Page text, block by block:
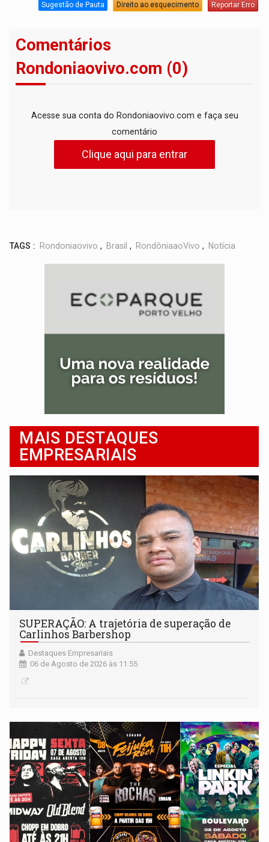
Sugestão de Pauta Direito ao esquecimento Reportar Erro
Comentários
Rondoniaovivo.com (0)
Acesse sua conta do Rondoniaovivo.com e faça seu
comentário
Clique aqui para entrar
TAGS : Rondoniaovivo , Brasil , RondôniaaoVivo , Notícia
MAIS DESTAQUES
EMPRESARIAIS
SUPERAÇÃO: A trajetória de superação de
Carlinhos Barbershop
Destaques Empresariais
06 de Agosto de 2026 às 11:55